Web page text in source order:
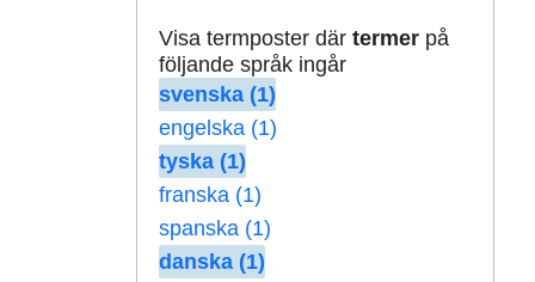
Visa termposter där termerpå
följande språk ingår
svenska (1)
engelska (1)
tyska (1)
franska (1)
spanska (1)
danska (1)